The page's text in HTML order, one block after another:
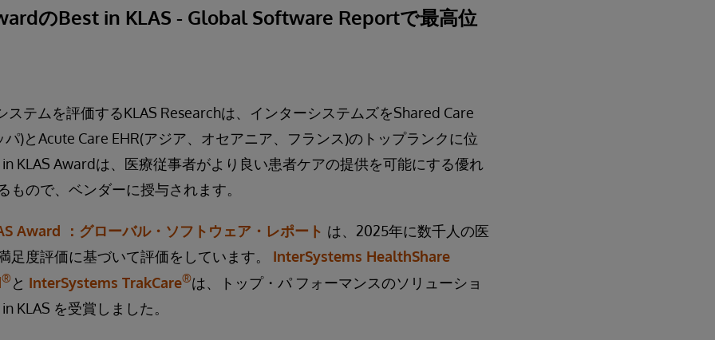
のBest in KLAS - Global Software Reportで最高位
ステムを評価するKLAS Researchは、インターシステムズをShared Care
)とAcute Care EHR(アジア、オセアニア、フランス)のトップランクに位
KLAS Awardは、医療従事者がより良い患者ケアの提供を可能にする優れ
もので、ベンダーに授与されます。
Award ：グローバル・ソフトウェア・レポート は、2025年に数千人の医
足度評価に基づいて評価をしています。 InterSystems HealthShare
®と InterSystems TrakCare®は、トップ・パ フォーマンスのソリューショ
KLAS を受賞しました。